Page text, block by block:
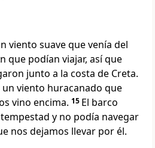
viento suave que venía del
que podían viajar, así que
junto a la costa de Creta.
viento huracanado que
vino encima. 15 El barco
y no podía navegar
nos dejamos llevar por él.